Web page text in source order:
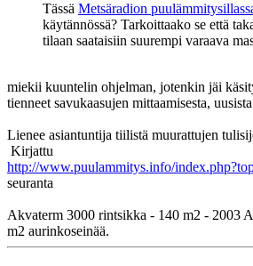
Tässä Metsäradion
käytännössä? Tarkoittaako se että
tilaan saataisiin suurempi varaava
miekii kuuntelin ohjelman, jotenkin jäi
tienneet savukaasujen mittaamisesta,
Lienee asiantuntija tiilistä muurattujen
Kirjattu
http://www.puulammitys.info/
seuranta
Akvaterm 3000 rintsikka - 140 m2 - 2003
m2 aurinkoseinää.